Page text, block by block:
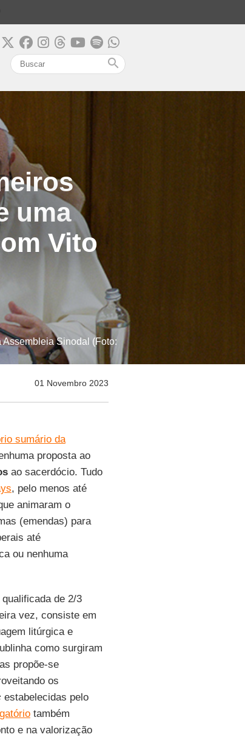
search
uma
Vito
Sinodal (Foto:
01 Novembro 2023
sumário da
proposta ao
ao sacerdócio. Tudo
, pelo menos até
animaram o
(emendas) para
até
ou nenhuma
de 2/3
vez, consiste em
litúrgica e
como surgiram
propõe-se
os
estabelecidas pelo
também
e na valorização